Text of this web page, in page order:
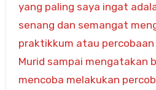
yang paling saya ingat
senang dan semangat
praktikkum atau percobaan
Murid sampai mengatakan
mencoba melakukan